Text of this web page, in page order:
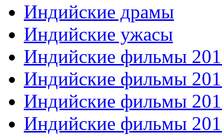
Индийские драмы
Индийские ужасы
Индийские фильмы
Индийские фильмы
Индийские фильмы
Индийские фильмы